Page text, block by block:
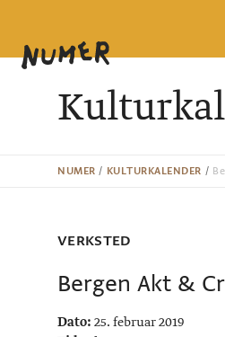
NUMER / KULTURKALENDER /
VERKSTED
Bergen Akt &
Dato: 25. februar 2019